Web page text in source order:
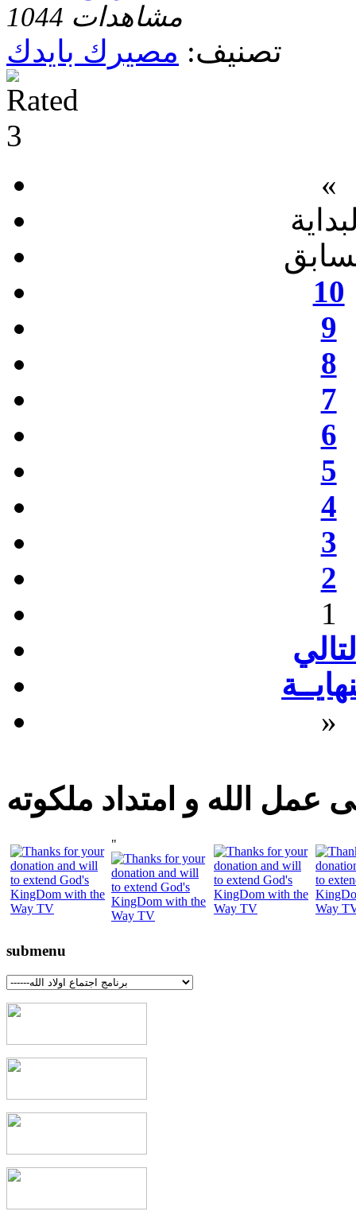
1044 مشاهدات
تصنيف: مصيرك بايدك
«
10
9
8
7
6
5
4
3
2
1
»
عمل الله و امتداد ملكوته
"
submenu